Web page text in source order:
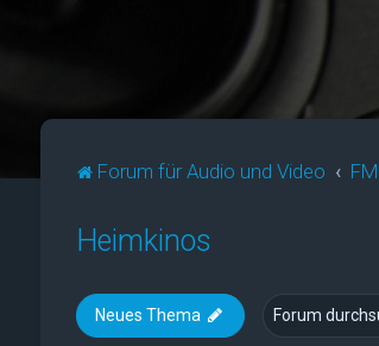
Forum für Audio und Video
Heimkinos
Neues Thema